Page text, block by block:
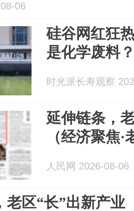
06
硅谷网红狂
是化学废料
时光派长寿观察
延伸链条，
（经济聚焦
人民网 2026-08-06
老区“长”出新产业